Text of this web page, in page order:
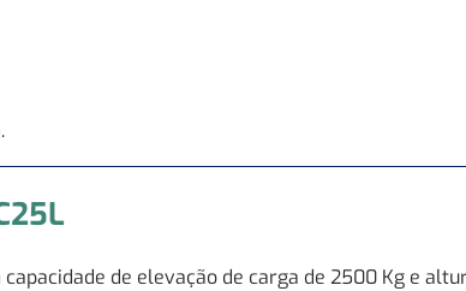
de elevação de carga de 2500 Kg e